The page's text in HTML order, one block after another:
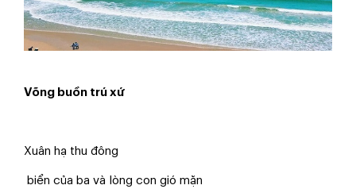
Võng buồn trú xứ
Xuân hạ thu đông
biển của ba và lòng con gió mặn